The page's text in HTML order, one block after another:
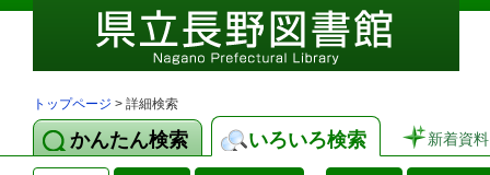
トップページ > 詳細検索
かんたん検索 いろいろ検索 新着資料